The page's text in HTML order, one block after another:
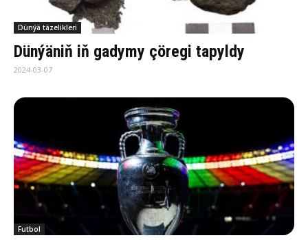
Dünýä täzelikleri
Dünýäniň iň gadymy çöregi tapyldy
2024-03-07
Futbol